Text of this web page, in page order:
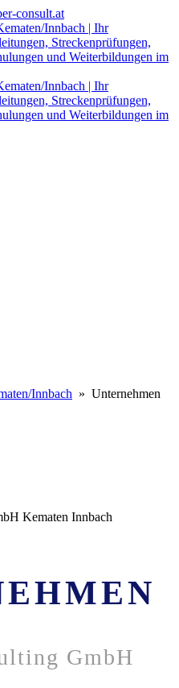
consult.at
Innbach » Unternehmen
Kematen Innbach
GmbH